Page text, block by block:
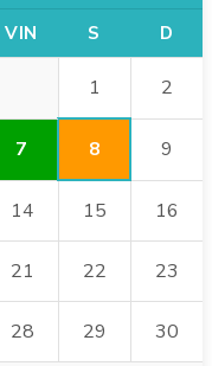
VIN S D
1 2
7 8 9
14 15 16
21 22 23
28 29 30